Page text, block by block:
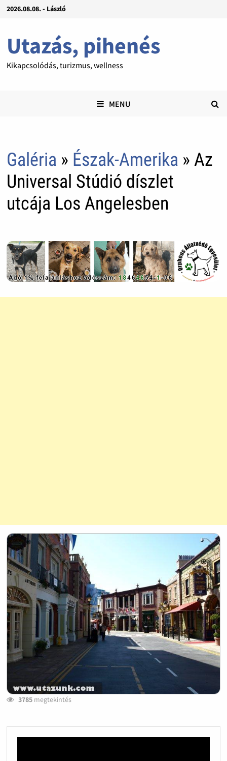
2026.08.08. - László
Utazás, pihenés
Kikapcsolódás, turizmus, wellness
MENU
Galéria » Észak-Amerika » Az
Universal Stúdió díszlet
utcája Los Angelesben
3785megtekintés